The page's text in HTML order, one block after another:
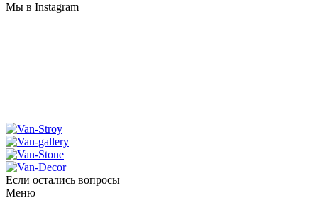
Мы в Instagram
Если остались вопросы
Меню